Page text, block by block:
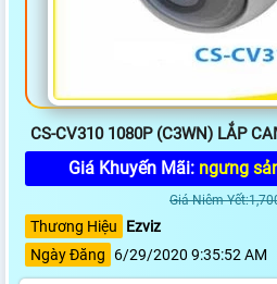
CS-CV310 1080P (C3WN) LẮP
Giá Khuyến Mãi: ngưng
Giá Niêm
Thương Hiệu
Ezviz
Ngày Đăng
6/29/2020 9:35:52 AM